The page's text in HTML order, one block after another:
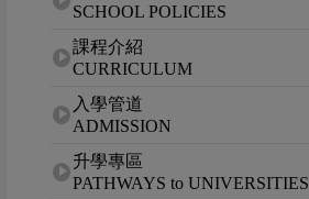
SCHOOL POLICIES
課程介紹
CURRICULUM
入學管道
ADMISSION
升學專區
PATHWAYS to UNIVERSITIES